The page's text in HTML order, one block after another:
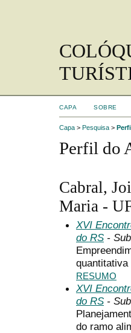
CAPA SOBRE
Capa > Pesquisa >
Perfil do
Cabral,
Maria -
XVI
do RS -
RESUMO
XVI
do RS -
do ramo